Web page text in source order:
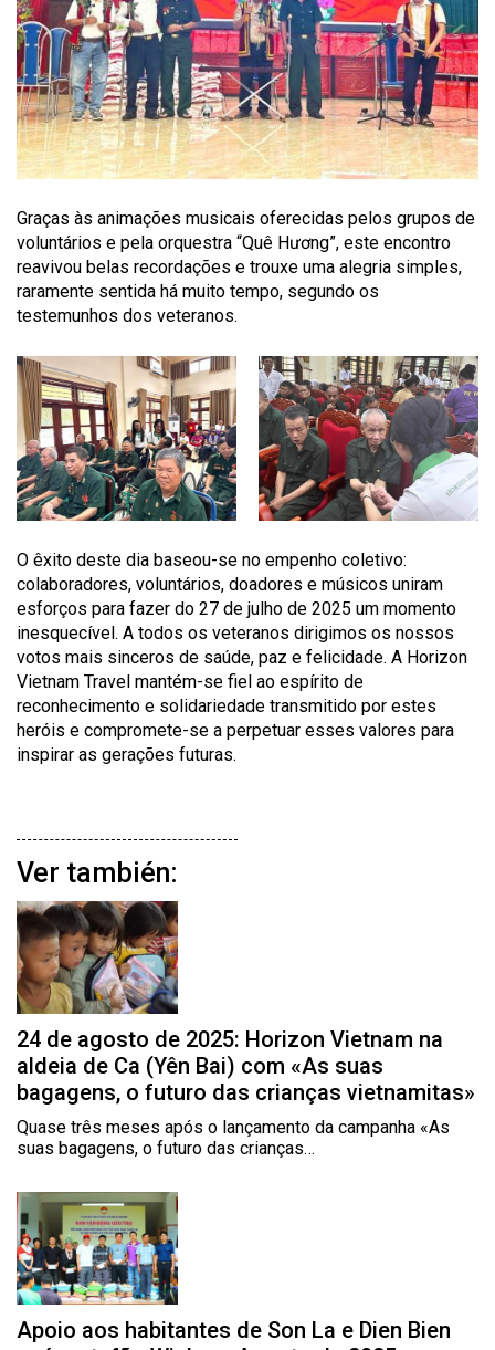
Graças às animações musicais oferecidas pelos grupos de
voluntários e pela orquestra “Quê Hương”, este encontro
reavivou belas recordações e trouxe uma alegria simples,
raramente sentida há muito tempo, segundo os
testemunhos dos veteranos.
O êxito deste dia baseou-se no empenho coletivo:
colaboradores, voluntários, doadores e músicos uniram
esforços para fazer do 27 de julho de 2025 um momento
inesquecível. A todos os veteranos dirigimos os nossos
votos mais sinceros de saúde, paz e felicidade. A Horizon
Vietnam Travel mantém-se fiel ao espírito de
reconhecimento e solidariedade transmitido por estes
heróis e compromete-se a perpetuar esses valores para
inspirar as gerações futuras.
Ver también:
24 de agosto de 2025: Horizon Vietnam na
aldeia de Ca (Yên Bai) com «As suas
bagagens, o futuro das crianças vietnamitas»
Quase três meses após o lançamento da campanha «As
suas bagagens, o futuro das crianças…
Apoio aos habitantes de Son La e Dien Bien